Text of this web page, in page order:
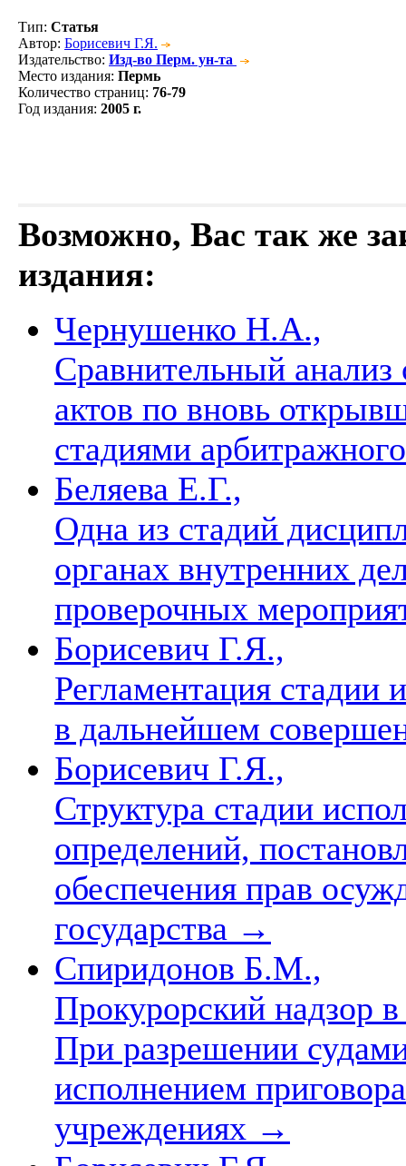
Тип: Статья
Автор: Борисевич Г.Я.
Издательство: Изд-во Перм. ун-та
Место издания: Пермь
Количество страниц: 76-79
Год издания: 2005 г.
Возможно, Вас так же
издания:
Чернушенко Н.А.,
Сравнительный анализ
актов по вновь
стадиями
Беляева Е.Г.,
Одна из стадий
органах внутренних
проверочных
Борисевич Г.Я.,
Регламентация стадии
в дальнейшем
Борисевич Г.Я.,
Структура стадии
определений,
обеспечения прав
государства →
Спиридонов Б.М.,
Прокурорский надзор
При разрешении
исполнением
учреждениях →